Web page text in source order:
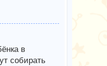
в
собирать